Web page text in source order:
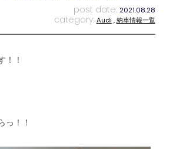
post date: 2021.08.28
category: Audi ,納車情報一覧
！！
っ！！